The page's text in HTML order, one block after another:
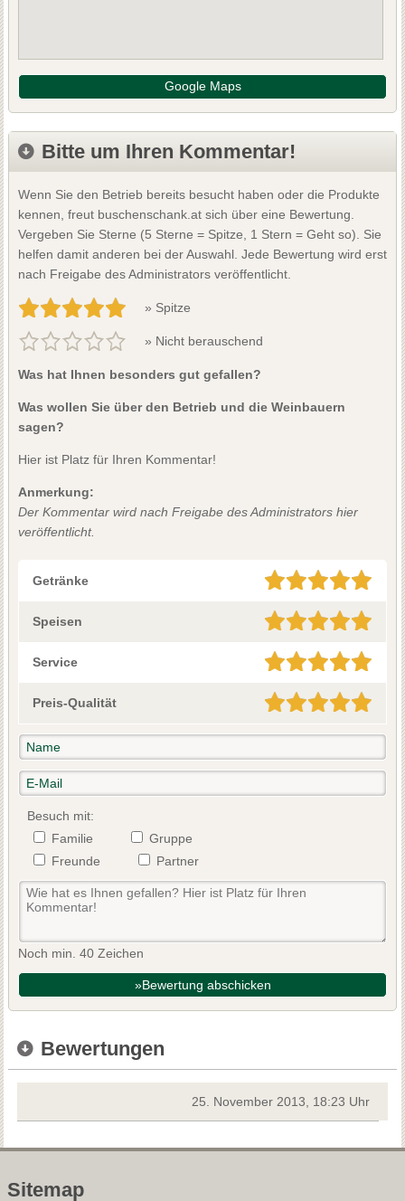
Google Maps
Bitte um Ihren Kommentar!
Wenn Sie den Betrieb bereits besucht haben oder die Produkte
kennen, freut buschenschank.at sich über eine Bewertung.
Vergeben Sie Sterne (5 Sterne = Spitze, 1 Stern = Geht so). Sie
helfen damit anderen bei der Auswahl. Jede Bewertung wird erst
nach Freigabe des Administrators veröffentlicht.
» Spitze
» Nicht berauschend
Was hat Ihnen besonders gut gefallen?
Was wollen Sie über den Betrieb und die Weinbauern
sagen?
Hier ist Platz für Ihren Kommentar!
Anmerkung:
Der Kommentar wird nach Freigabe des Administrators hier
veröffentlicht.
Getränke
Speisen
Service
Preis-Qualität
Besuch mit:
Familie
Gruppe
Freunde
Partner
Noch min. 40 Zeichen
»Bewertung abschicken
Bewertungen
25. November 2013, 18:23 Uhr
Sitemap